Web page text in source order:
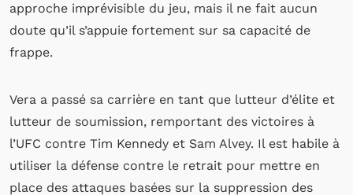
approche imprévisible du jeu, mais il ne fait aucun
doute qu’il s’appuie fortement sur sa capacité de
frappe.
Vera a passé sa carrière en tant que lutteur d’élite et
lutteur de soumission, remportant des victoires à
l’UFC contre Tim Kennedy et Sam Alvey. Il est habile à
utiliser la défense contre le retrait pour mettre en
place des attaques basées sur la suppression des